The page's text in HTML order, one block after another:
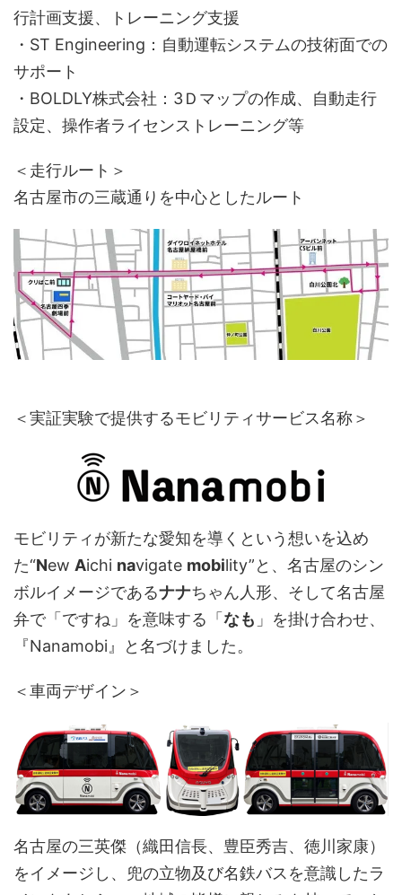
行計画支援、トレーニング支援
・ST Engineering：自動運転システムの技術面での
サポート
・BOLDLY株式会社：3Ｄマップの作成、自動走行
設定、操作者ライセンストレーニング等
＜走行ルート＞
名古屋市の三蔵通りを中心としたルート
＜実証実験で提供するモビリティサービス名称＞
モビリティが新たな愛知を導くという想いを込め
た“New Aichi navigate mobility”と、名古屋のシン
ボルイメージであるナナちゃん人形、そして名古屋
弁で「ですね」を意味する「 なも 」を掛け合わせ、
『Nanamobi』と名づけました。
＜車両デザイン＞
名古屋の三英傑（織田信長、豊臣秀吉、徳川家康）
をイメージし、兜の立物及び名鉄バスを意識したラ